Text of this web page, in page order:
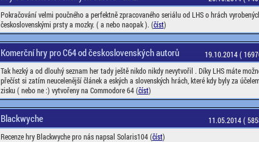
Pokračování velmi poučného a perfektně zpracovaného seriálu od LHS o hrách
československými prsty a mozky. ( a nebo naopak ). (číst)
Komerční hry pro C64 od československých autorů
19.10.2014 (
Tak hezký a od dlouhý seznam her tady ještě nikdo nikdy nevytvořil . Díky LHS máte
přečíst si zatím neucelenější článek a eských a slovenských hrách, které kdy byly za
zisku ( nebo ne :) vytvořeny na Commodore 64 (číst)
Blackwyche
11.05.2014 (
Recenze hry Blackwyche pro nás napsal Solaris104 (číst)